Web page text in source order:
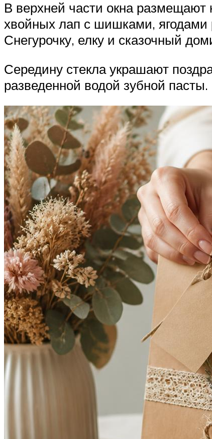
В верхней части окна размещают
хвойных лап с шишками, ягодами
Снегурочку, елку и сказочный
Середину стекла украшают
разведенной водой зубной пасты.